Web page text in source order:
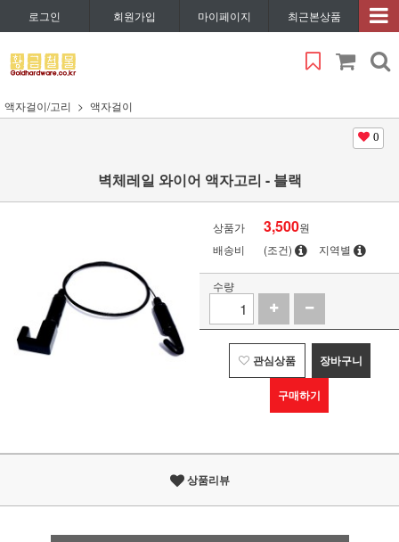
로그인 회원가입 마이페이지 최근본상품
액자걸이/고리 액자걸이
0
벽체레일 와이어 액자고리 - 블랙
상품가 3,500원
배송비
(조건) 지역별
수량
관심상품 장바구니
구매하기
상품리뷰